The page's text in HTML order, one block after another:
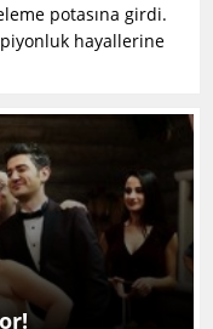
potasına girdi.
hayallerine